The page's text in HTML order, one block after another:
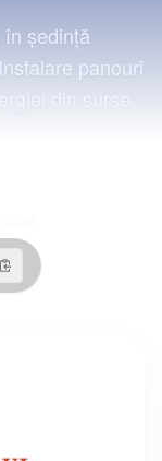
şedinţă
panouri